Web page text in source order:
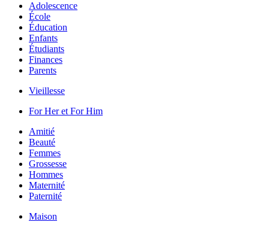
Adolescence
École
Éducation
Enfants
Étudiants
Finances
Parents
Vieillesse
For Her et For Him
Amitié
Beauté
Femmes
Grossesse
Hommes
Maternité
Paternité
Maison